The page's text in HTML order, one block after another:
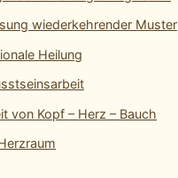
wiederkehrender Muster
Heilung
von Kopf – Herz – Bauch